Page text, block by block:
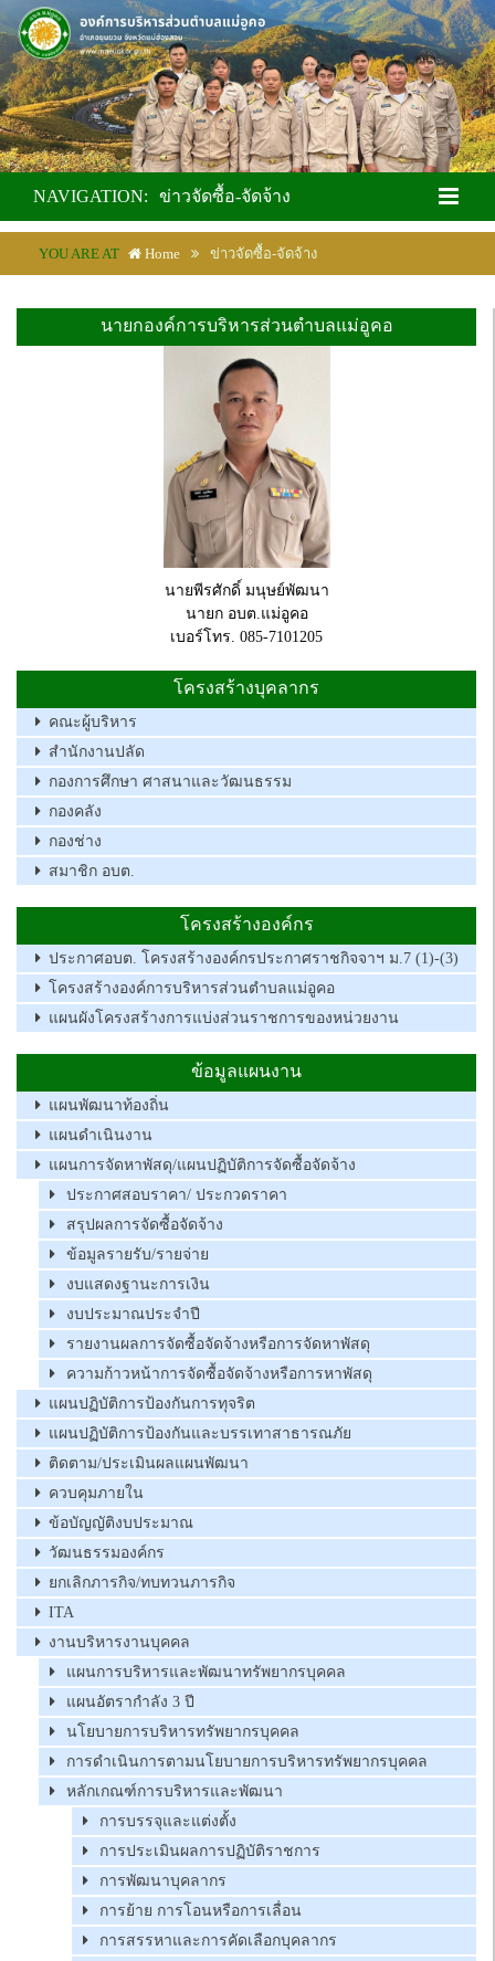
NAVIGATION: ข่าวจัดซื้อ-จัดจ้าง
YOU ARE AT Home ข่าวจัดซื้อ-จัดจ้าง
นายกองค์การบริหารส่วนตำบลแม่อูคอ
นายพีรศักดิ์ มนุษย์พัฒนา
นายก อบต.แม่อูคอ
เบอร์โทร. 085-7101205
โครงสร้างบุคลากร
คณะผู้บริหาร
สำนักงานปลัด
กองการศึกษา ศาสนาและวัฒนธรรม
กองคลัง
กองช่าง
สมาชิก อบต.
โครงสร้างองค์กร
ประกาศอบต. โครงสร้างองค์กรประกาศราชกิจจาฯ ม.7 (1)-(3)
โครงสร้างองค์การบริหารส่วนตำบลแม่อูคอ
แผนผังโครงสร้างการแบ่งส่วนราชการของหน่วยงาน
ข้อมูลแผนงาน
แผนพัฒนาท้องถิ่น
แผนดำเนินงาน
แผนการจัดหาพัสดุ/แผนปฏิบัติการจัดซื้อจัดจ้าง
ประกาศสอบราคา/ ประกวดราคา
สรุปผลการจัดซื้อจัดจ้าง
ข้อมูลรายรับ/รายจ่าย
งบแสดงฐานะการเงิน
งบประมาณประจำปี
รายงานผลการจัดซื้อจัดจ้างหรือการจัดหาพัสดุ
ความก้าวหน้าการจัดซื้อจัดจ้างหรือการหาพัสดุ
แผนปฏิบัติการป้องกันการทุจริต
แผนปฏิบัติการป้องกันและบรรเทาสาธารณภัย
ติดตาม/ประเมินผลแผนพัฒนา
ควบคุมภายใน
ข้อบัญญัติงบประมาณ
วัฒนธรรมองค์กร
ยกเลิกภารกิจ/ทบทวนภารกิจ
ITA
งานบริหารงานบุคคล
แผนการบริหารและพัฒนาทรัพยากรบุคคล
แผนอัตรากำลัง 3 ปี
นโยบายการบริหารทรัพยากรบุคคล
การดำเนินการตามนโยบายการบริหารทรัพยากรบุคคล
หลักเกณฑ์การบริหารและพัฒนา
การบรรจุและแต่งตั้ง
การประเมินผลการปฏิบัติราชการ
การพัฒนาบุคลากร
การย้าย การโอนหรือการเลื่อน
การสรรหาและการคัดเลือกบุคลากร